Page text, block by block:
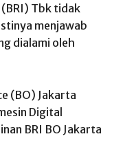
(BRI) Tbk tidak
menjawab
dialami oleh
(BO) Jakarta
Digital
BRI BO Jakarta